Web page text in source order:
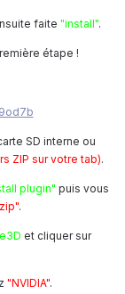
faite "install".
étape !
SD interne ou
ZIP sur votre tab).
plugin" puis vous
.
et cliquer sur
"NVIDIA".